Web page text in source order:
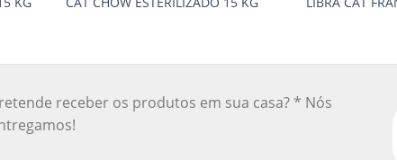
receber os produtos em sua casa? * Nós